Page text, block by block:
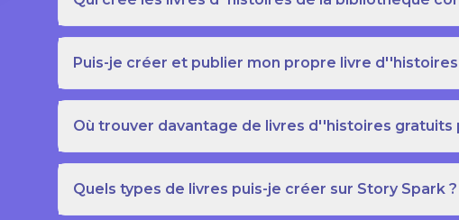
Puis-je créer et publier mon propre livre d''histoires
Où trouver davantage de livres d''histoires gratuits
Quels types de livres puis-je créer sur Story Spark ?